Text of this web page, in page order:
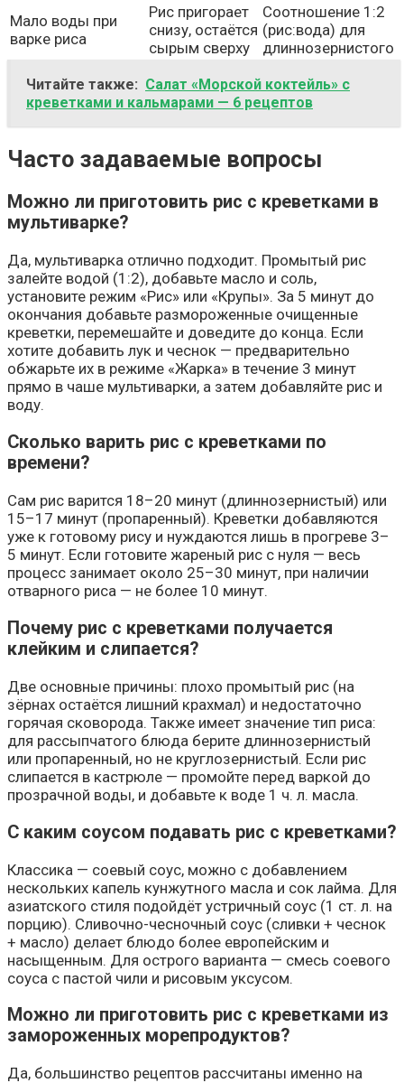
Мало воды при
варке риса
Рис пригорает
снизу, остаётся
сырым сверху
Соотношение 1:2
(рис:вода) для
длиннозернистого
Читайте также: Салат «Морской коктейль» с
креветками и кальмарами — 6 рецептов
Часто задаваемые вопросы
Можно ли приготовить рис с креветками в
мультиварке?
Да, мультиварка отлично подходит. Промытый рис
залейте водой (1:2), добавьте масло и соль,
установите режим «Рис» или «Крупы». За 5 минут до
окончания добавьте размороженные очищенные
креветки, перемешайте и доведите до конца. Если
хотите добавить лук и чеснок — предварительно
обжарьте их в режиме «Жарка» в течение 3 минут
прямо в чаше мультиварки, а затем добавляйте рис и
воду.
Сколько варить рис с креветками по
времени?
Сам рис варится 18–20 минут (длиннозернистый) или
15–17 минут (пропаренный). Креветки добавляются
уже к готовому рису и нуждаются лишь в прогреве 3–
5 минут. Если готовите жареный рис с нуля — весь
процесс занимает около 25–30 минут, при наличии
отварного риса — не более 10 минут.
Почему рис с креветками получается
клейким и слипается?
Две основные причины: плохо промытый рис (на
зёрнах остаётся лишний крахмал) и недостаточно
горячая сковорода. Также имеет значение тип риса:
для рассыпчатого блюда берите длиннозернистый
или пропаренный, но не круглозернистый. Если рис
слипается в кастрюле — промойте перед варкой до
прозрачной воды, и добавьте к воде 1 ч. л. масла.
С каким соусом подавать рис с креветками?
Классика — соевый соус, можно с добавлением
нескольких капель кунжутного масла и сок лайма. Для
азиатского стиля подойдёт устричный соус (1 ст. л. на
порцию). Сливочно-чесночный соус (сливки + чеснок
+ масло) делает блюдо более европейским и
насыщенным. Для острого варианта — смесь соевого
соуса с пастой чили и рисовым уксусом.
Можно ли приготовить рис с креветками из
замороженных морепродуктов?
Да, большинство рецептов рассчитаны именно на